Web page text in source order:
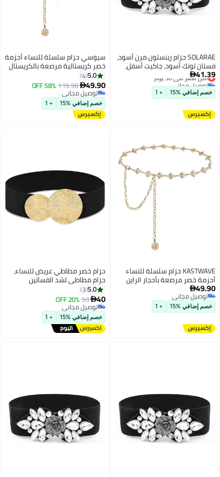
SOLARAE حزام رينستون مرن أسود،
فستان تونك أسود، جاكيت أسفل،
ملحقات ملابس للنساء والفتيات
(1'9-2'6)
41.39
أقل سعر في 30 يوم
توصيل مجاني
أقل سعر في 30 يوم
خصم إضافي %15 + 1
سيوسي حزام سلسلة للنساء أحزمة
خصر كريستالية مرصعة بالكريستال
وحزام خصر معدني حزام معدني
للنساء والفتيات أحزمة ربط الجسم
قابلة للتعديل مجوهرات بطن عصرية
لفساتين الجينز (ذهبي)
5.0
4
49.90
119.98
58% OFF
توصيل مجاني
توصيل مجاني
خصم إضافي %15 + 1
KASTWAVE حزام سلسلة للنساء
أحزمة خصر مرصعة بأحجار الراين
والكريستال، حزام خصر معدني
بسلسلة معدنية للنساء والفتيات،
أحزمة قابلة للتعديل للجسم،
مجوهرات بطن عصرية لفساتين
الجينز (ذهبي)
49.90
توصيل مجاني
توصيل مجاني
خصم إضافي %15 + 1
حزام خصر مطاطي عريض للنساء،
حزام مطاطي لشد الفساتين
5.0
3
40
50
20% OFF
توصيل مجاني
توصيل مجاني
خصم إضافي %15 + 1